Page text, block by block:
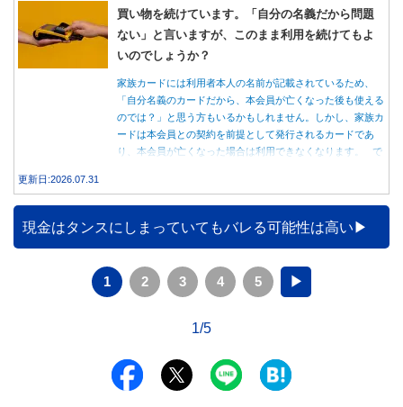
買い物を続けています。「自分の名義だから問題
ない」と言いますが、このまま利用を続けてもよ
いのでしょうか？
家族カードには利用者本人の名前が記載されているため、
「自分名義のカードだから、本会員が亡くなった後も使える
のでは？」と思う方もいるかもしれません。しかし、家族カ
ードは本会員との契約を前提として発行されるカードであ
り、本会員が亡くなった場合は利用できなくなります。 で
族が行うべき手続きについて分かりやすく解説します。
更新日:2026.07.31
現金はタンスにしまっていてもバレる可能性は高い
1 2 3 4 5 ▶
1/5